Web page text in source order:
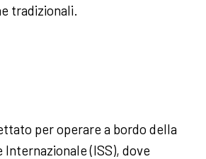
tradizionali.
per operare a bordo della
Internazionale (ISS), dove